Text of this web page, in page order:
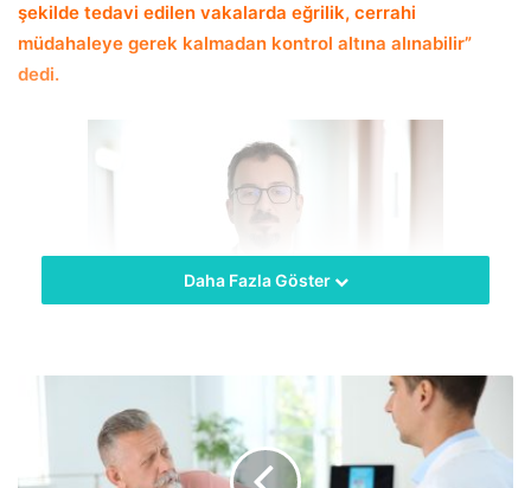
şekilde tedavi edilen vakalarda eğrilik, cerrahi
müdahaleye gerek kalmadan kontrol altına alınabilir”
dedi.
hekimus + Beyin ve Sinir Cerrahisi (Nöroşirürji) Uzmanı
Op. Dr. Ercan Kaya, duruş bozuklukları ve çocuklarda
skolyoz hakkında açıklamalarda bulundu. Duruş
Daha Fazla Göster